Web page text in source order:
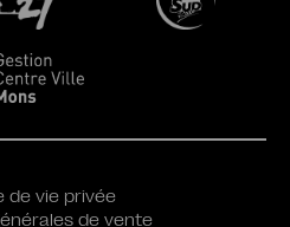
de vie privée
de vente